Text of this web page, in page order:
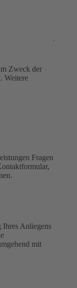
Zweck der
Weitere
Fragen
Ihres Anliegens
mit